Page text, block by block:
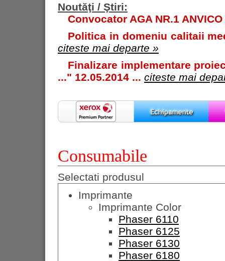
Noutăţi / Ştiri:
Convocator AGA NR.1
Politica in domeniu calitaii
citeste mai departe »
Finalizare implementare
..." 12.05.2014 ... citeste mai
Consumabile
Selectati produsul
Imprimante
Imprimante Color
Phaser 6110
Phaser 6125
Phaser 6130
Phaser 6180